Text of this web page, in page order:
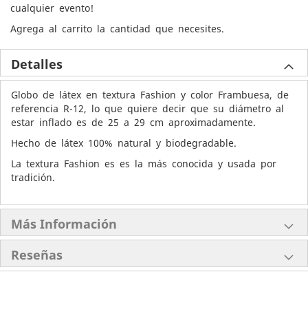
cualquier evento!
Agrega al carrito la cantidad que necesites.
Detalles
Globo de látex en textura Fashion y color Frambuesa, de
referencia R-12, lo que quiere decir que su diámetro al
estar inflado es de 25 a 29 cm aproximadamente.
Hecho de látex 100% natural y biodegradable.
La textura Fashion es es la más conocida y usada por
tradición.
Más Información
Reseñas